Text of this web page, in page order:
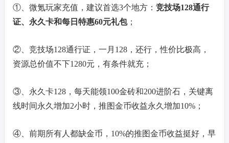
①、微氪玩家充值，建议首选3个地方： 竞技场128通行
证、永久卡和每日特惠60元礼包；
②、竞技场128通行证，一月128，还行，性价比极高，
资源总价值不下1280元，有条件就充；
③、永久卡128，每天能领100金砖和200进阶石，关键离
线时间永久增加2小时，推图金币收益永久增加10%；
④、前期所有人都缺金币，10%的推图金币收益挺好，早